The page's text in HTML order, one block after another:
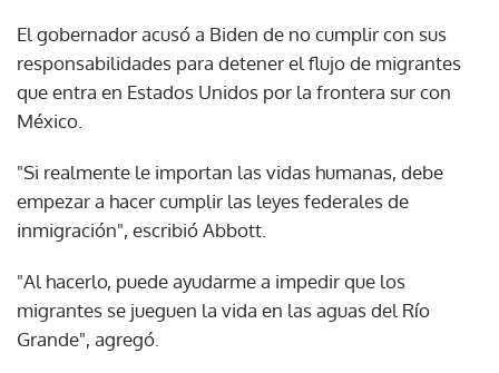
El gobernador acusó a Biden de no cumplir con sus
responsabilidades para detener el flujo de migrantes
que entra en Estados Unidos por la frontera sur con
México.
"Si realmente le importan las vidas humanas, debe
empezar a hacer cumplir las leyes federales de
inmigración", escribió Abbott.
"Al hacerlo, puede ayudarme a impedir que los
migrantes se jueguen la vida en las aguas del Río
Grande", agregó.